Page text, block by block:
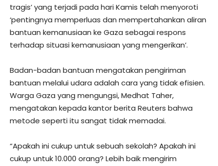
tragis’ yang terjadi pada hari Kamis telah menyoroti
‘pentingnya memperluas dan mempertahankan aliran
bantuan kemanusiaan ke Gaza sebagai respons
terhadap situasi kemanusiaan yang mengerikan’.
Badan-badan bantuan mengatakan pengiriman
bantuan melalui udara adalah cara yang tidak efisien.
Warga Gaza yang mengungsi, Medhat Taher,
mengatakan kepada kantor berita Reuters bahwa
metode seperti itu sangat tidak memadai.
“Apakah ini cukup untuk sebuah sekolah? Apakah ini
cukup untuk 10.000 orang? Lebih baik mengirim